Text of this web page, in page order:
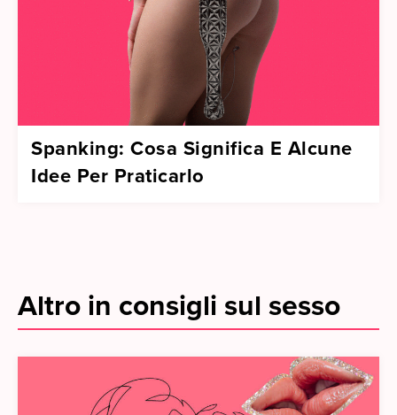
Spanking: Cosa Significa E Alcune
Idee Per Praticarlo
Altro in consigli sul sesso